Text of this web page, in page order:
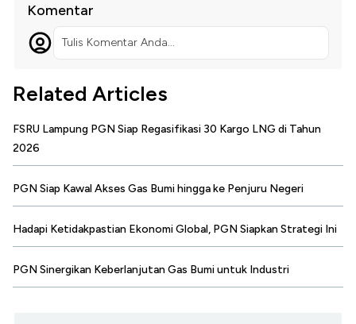
Komentar
Tulis Komentar Anda...
Related Articles
FSRU Lampung PGN Siap Regasifikasi 30 Kargo LNG di Tahun
2026
PGN Siap Kawal Akses Gas Bumi hingga ke Penjuru Negeri
Hadapi Ketidakpastian Ekonomi Global, PGN Siapkan Strategi Ini
PGN Sinergikan Keberlanjutan Gas Bumi untuk Industri